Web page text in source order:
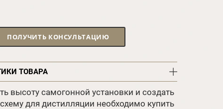
ПОЛУЧИТЬ КОНСУЛЬТАЦИЮ
ТОВАРА
высоту самогонной установки и создать
для дистилляции необходимо купить